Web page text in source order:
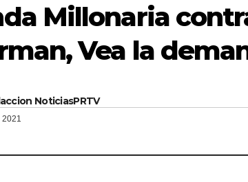
Millonaria
Vea la
NoticiasPRTV
2021